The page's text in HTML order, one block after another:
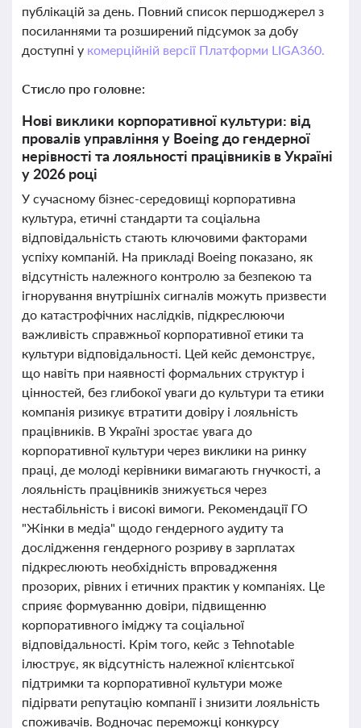
публікацій за день. Повний список першоджерел з
посиланнями та розширений підсумок за добу
доступні у комерційній версії Платформи LIGA360.
Стисло про головне:
Нові виклики корпоративної культури: від
провалів управління у Boeing до гендерної
нерівності та лояльності працівників в Україні
у 2026 році
У сучасному бізнес-середовищі корпоративна
культура, етичні стандарти та соціальна
відповідальність стають ключовими факторами
успіху компаній. На прикладі Boeing показано, як
відсутність належного контролю за безпекою та
ігнорування внутрішніх сигналів можуть призвести
до катастрофічних наслідків, підкреслюючи
важливість справжньої корпоративної етики та
культури відповідальності. Цей кейс демонструє,
що навіть при наявності формальних структур і
цінностей, без глибокої уваги до культури та етики
компанія ризикує втратити довіру і лояльність
працівників. В Україні зростає увага до
корпоративної культури через виклики на ринку
праці, де молоді керівники вимагають гнучкості, а
лояльність працівників знижується через
нестабільність і високі вимоги. Рекомендації ГО
"Жінки в медіа" щодо гендерного аудиту та
дослідження гендерного розриву в зарплатах
підкреслюють необхідність впровадження
прозорих, рівних і етичних практик у компаніях. Це
сприяє формуванню довіри, підвищенню
корпоративного іміджу та соціальної
відповідальності. Крім того, кейс з Tehnotable
ілюструє, як відсутність належної клієнтської
підтримки та корпоративної культури може
підірвати репутацію компанії і знизити лояльність
споживачів. Водночас переможці конкурсу